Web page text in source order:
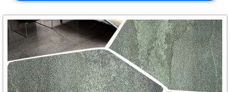
DATENSCHUTZRICHTLINIE